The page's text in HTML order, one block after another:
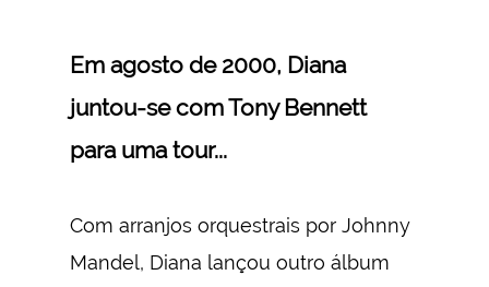
Em agosto de 2000, Diana
juntou-se com Tony Bennett
para uma tour...
Com arranjos orquestrais por Johnny
Mandel, Diana lançou outro álbum